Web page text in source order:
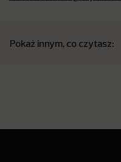
Pokaż innym, co czytasz: